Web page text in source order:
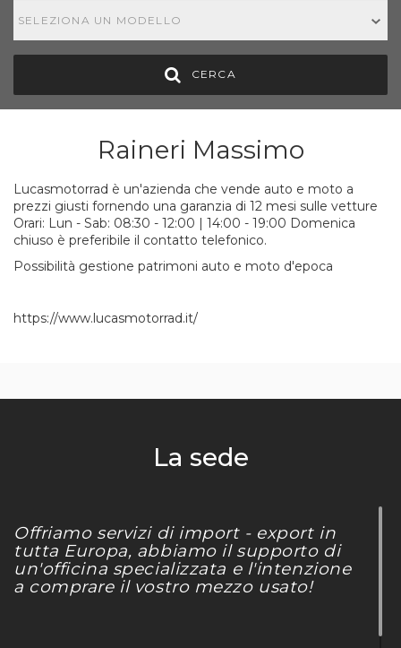
SELEZIONA UN MODELLO
CERCA
Raineri Massimo
Lucasmotorrad è un'azienda che vende auto e moto a
prezzi giusti fornendo una garanzia di 12 mesi sulle vetture
Orari: Lun - Sab: 08:30 - 12:00 | 14:00 - 19:00 Domenica
chiuso è preferibile il contatto telefonico.
Possibilità gestione patrimoni auto e moto d'epoca
https://www.lucasmotorrad.it/
La sede
Offriamo servizi di import - export in
tutta Europa, abbiamo il supporto di
un'officina specializzata e l'intenzione
a comprare il vostro mezzo usato!